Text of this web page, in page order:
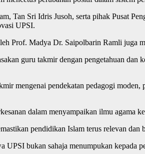
Tan Sri Idris Jusoh, serta pihak Pusat
UPSI.
Prof. Madya Dr. Saipolbarin Ramli juga
guru takmir dengan pengetahuan
mengenai pendekatan pedagogi
dalam menyampaikan ilmu agama
pendidikan Islam terus relevan dan
bukan sahaja menumpukan kepada